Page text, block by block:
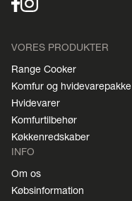
VORES PRODUKTER
Range Cooker
Komfur og hvidevarepakke
Hvidevarer
Komfurtilbehør
Køkkenredskaber
INFO
Om os
Købsinformation